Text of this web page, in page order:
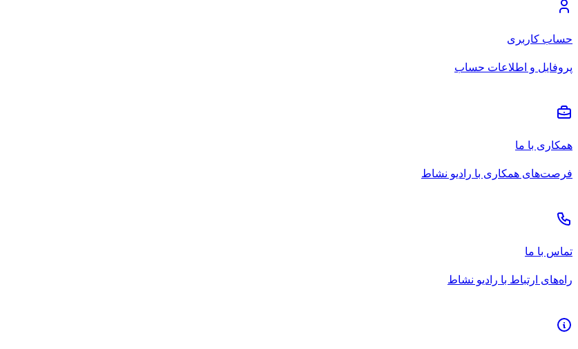
حساب کاربری
پروفایل و اطلاعات حساب
همکاری با ما
فرصت‌های همکاری با رادیو نشاط
تماس با ما
راه‌های ارتباط با رادیو نشاط